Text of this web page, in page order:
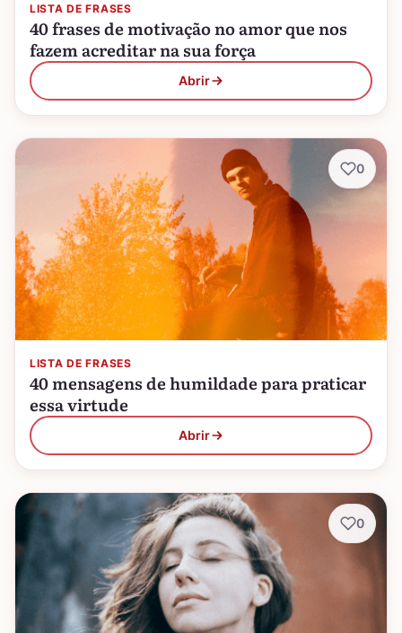
LISTA DE FRASES
40 frases de motivação no amor que nos
fazem acreditar na sua força
Abrir
LISTA DE FRASES
40 mensagens de humildade para praticar
essa virtude
Abrir
0
0